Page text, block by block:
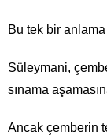
Bu tek bir
Süleymani,
sınama
Ancak çemberin